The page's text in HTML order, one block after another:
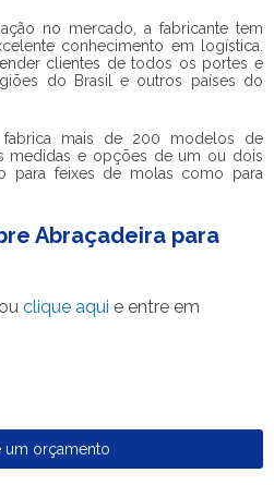
no mercado, a fabricante tem
conhecimento em logística.
clientes de todos os portes e
do Brasil e outros países do
fabrica mais de 200 modelos de
medidas e opções de um ou dois
para feixes de molas como para
Abraçadeira para
ou clique aqui e entre em
um orçamento